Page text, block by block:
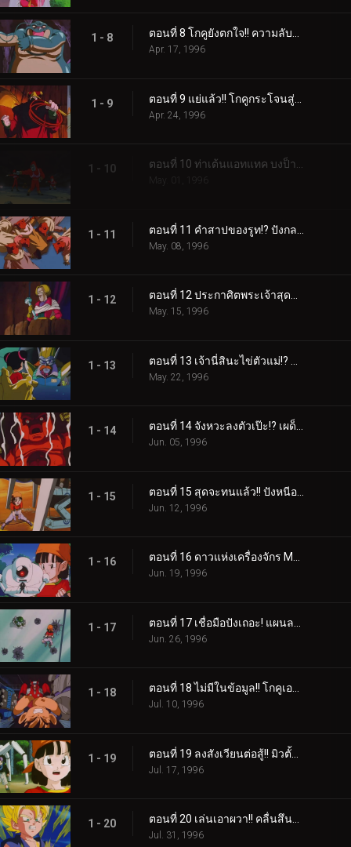
1 - 8 ตอนที่ 8 โกคูยังตกใจ!! ความลับของพลังหนวด
Apr. 17, 1996
1 - 9
Apr. 24, 1996
1 - 10 ตอนที่ 10 ท่าเต้นแอทแทค บงป็าปป้า
May. 01, 1996
1 - 11
May. 08, 1996
1 - 12 ตอนที่ 12 ประกาศิตพระเจ้าสุดทน!! รูทถูกปลุกให้ตื่น
May. 15, 1996
1 - 13
May. 22, 1996
1 - 14 ตอนที่ 14 จังหวะลงตัวเป๊ะ!? เผด็จศึกเจ้ารูท!!
Jun. 05, 1996
1 - 15
Jun. 12, 1996
1 - 16 ตอนที่ 16 ดาวแห่งเครื่องจักร M2 --- กิลล์หักหลังพวกเรางั้นหรือ!?
Jun. 19, 1996
1 - 17
Jun. 26, 1996
1 - 18 ตอนที่ 18 ไม่มีในข้อมูล!! โกคูเอาจริงขึ้นมาแล้ว
Jul. 10, 1996
1 - 19
Jul. 17, 1996
1 - 20 ตอนที่ 20 เล่นเอาผวา!! คลื่นสึนามิโลหะบุกจู่โจมโกคู
Jul. 31, 1996